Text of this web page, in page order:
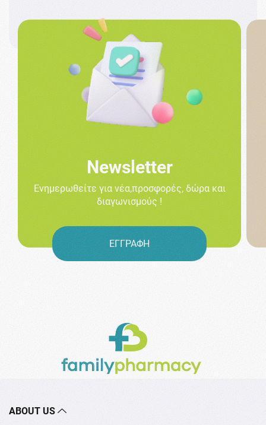
Newsletter
Ενημερωθείτε για νέα,προσφορές, δώρα και
διαγωνισμούς !
ΕΓΓΡΑΦΗ
ABOUT US